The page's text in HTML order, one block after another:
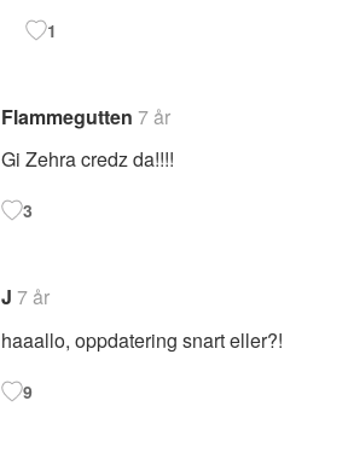
1
Flammegutten 7 år
Gi Zehra credz da!!!!
3
J 7 år
haaallo, oppdatering snart eller?!
9